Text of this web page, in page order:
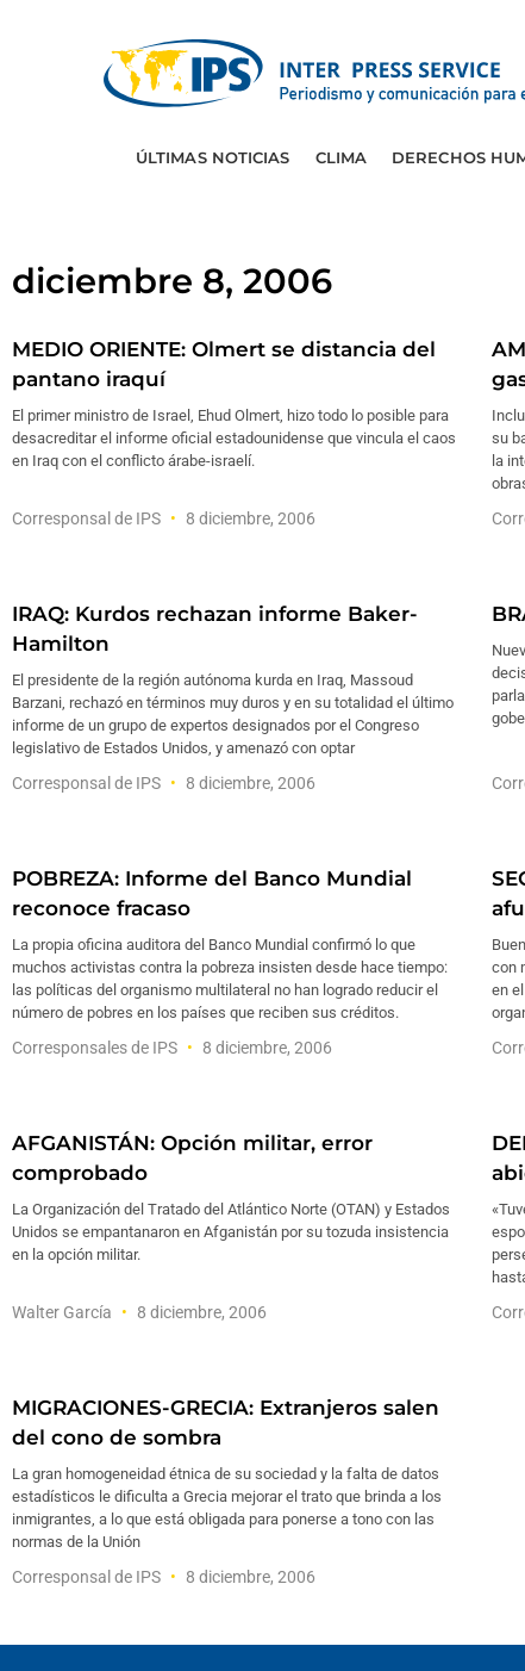
ÚLTIMAS NOTICIAS CLIMA DERECHOS
diciembre 8, 2006
MEDIO ORIENTE: Olmert se distancia del
pantano iraquí
El primer ministro de Israel, Ehud Olmert, hizo todo lo posible para
desacreditar el informe oficial estadounidense que vincula el caos
en Iraq con el conflicto árabe-israelí.
Corresponsal de IPS 8 diciembre, 2006
su
la
IRAQ: Kurdos rechazan informe Baker-
Hamilton
El presidente de la región autónoma kurda en Iraq, Massoud
Barzani, rechazó en términos muy duros y en su totalidad el último
informe de un grupo de expertos designados por el Congreso
legislativo de Estados Unidos, y amenazó con optar
Corresponsal de IPS 8 diciembre, 2006
POBREZA: Informe del Banco Mundial
reconoce fracaso
La propia oficina auditora del Banco Mundial confirmó lo que
muchos activistas contra la pobreza insisten desde hace tiempo:
las políticas del organismo multilateral no han logrado reducir el
número de pobres en los países que reciben sus créditos.
Corresponsales de IPS 8 diciembre, 2006
con
en
AFGANISTÁN: Opción militar, error
comprobado
La Organización del Tratado del Atlántico Norte (OTAN) y Estados
Unidos se empantanaron en Afganistán por su tozuda insistencia
en la opción militar.
Walter García 8 diciembre, 2006
MIGRACIONES-GRECIA: Extranjeros salen
del cono de sombra
La gran homogeneidad étnica de su sociedad y la falta de datos
estadísticos le dificulta a Grecia mejorar el trato que brinda a los
inmigrantes, a lo que está obligada para ponerse a tono con las
normas de la Unión
Corresponsal de IPS 8 diciembre, 2006